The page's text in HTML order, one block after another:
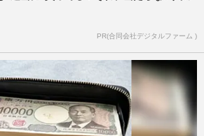
PR(合同会社デジタルファーム )